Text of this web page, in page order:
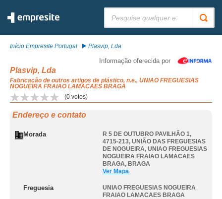
Início Empresite Portugal Plasvip, Lda
Informação oferecida por
Plasvip, Lda
Fabricação de outros artigos de plástico, n.e., UNIAO FREGUESIAS
NOGUEIRA FRAIAO LAMACAES BRAGA
(0 votos)
Endereço e contato
Morada
R 5 DE OUTUBRO PAVILHÃO 1,
4715-213, UNIÃO DAS FREGUESIAS
DE NOGUEIRA, UNIAO FREGUESIAS
NOGUEIRA FRAIAO LAMACAES
BRAGA, BRAGA
Ver Mapa
Freguesia
UNIAO FREGUESIAS NOGUEIRA
FRAIAO LAMACAES BRAGA